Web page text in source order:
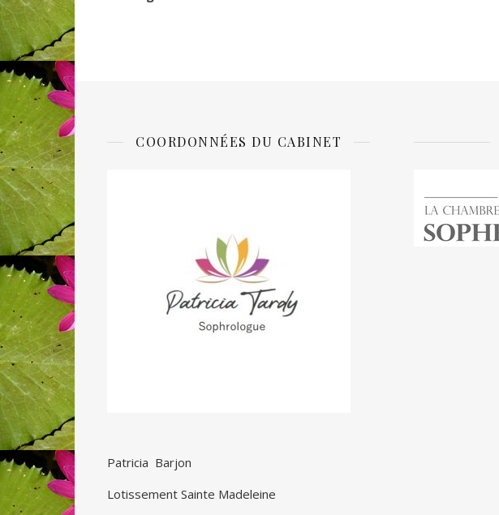
COORDONNÉES DU CABINET
Patricia Barjon
Lotissement Sainte Madeleine